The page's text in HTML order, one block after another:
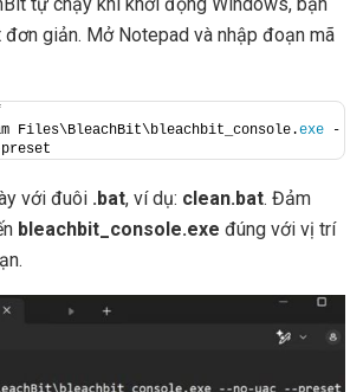
giản. Mở Notepad và nhập đoạn mã
Files\BleachBit\bleachbit_console.exe -
với đuôi .bat, ví dụ: clean.bat. Đảm
bleachbit_console.exe đúng với vị trí